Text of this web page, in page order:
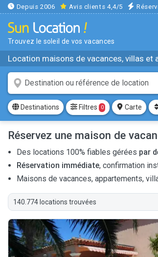
Depuis 2006 Avis clients 4,4/5
Trouvez le soleil de vos vacances
Location maisons de vacances, villas et
Destinations Filtres 0 Carte
Réservez une maison de
Des locations 100% fiables gérées par
Réservation immédiate, confirmation
Maisons de vacances, appartements,
140.774 locations trouvées